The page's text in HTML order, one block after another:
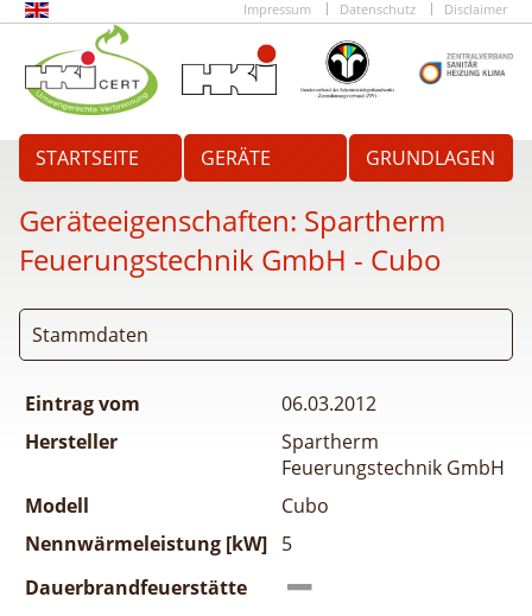
Impressum Datenschutz Disclaimer
STARTSEITE GERÄTE GRUNDLAGEN
Geräteeigenschaften: Spartherm
Feuerungstechnik GmbH - Cubo
Stammdaten
Eintrag vom
06.03.2012
Hersteller
Spartherm
Feuerungstechnik GmbH
Modell
Cubo
Nennwärmeleistung [kW] 5
Dauerbrandfeuerstätte